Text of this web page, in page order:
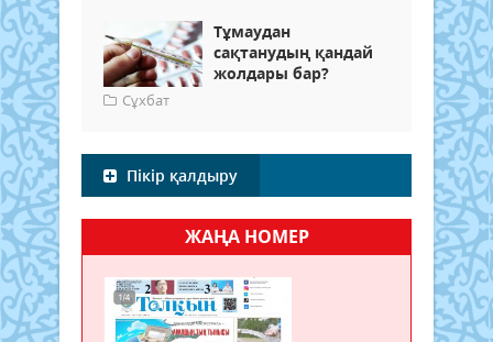
Тұмаудан
сақтанудың қандай
жолдары бар?
Сұхбат
Пікір қалдыру
ЖАҢА НОМЕР